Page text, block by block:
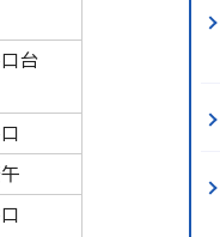
台